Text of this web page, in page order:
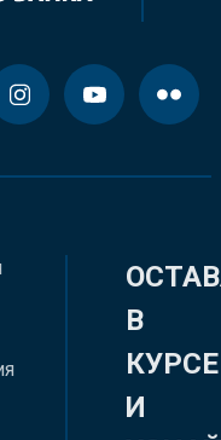
В
КУРСЕ
И